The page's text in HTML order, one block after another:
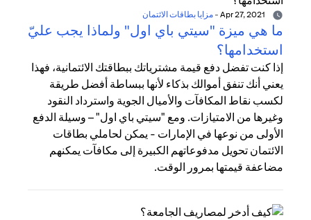
- مزايا بطاقات الائتمان
ما هي ميزة "سيتي باي اول" ولماذا يجب عليّ
استخدامها؟
إذا كنت تفضل دفع قيمة مشترياتك ببطاقتك الائتمانية، فهذا
يعني أنك تنفق أموالك بذكاء لأنها ببساطة أفضل طريقة
لكسب نقاط المكافآت والأميال الجوية واسترداد النقود
وغيرها من الامتيازات. ومع "سيتي باي اول" – وسيلة الدفع
الأولى من نوعها في الإمارات - يمكن لحاملي بطاقات
الائتمان تحويل مدفوعاتهم الكبيرة إلى مكافآت يمكنهم
مضاعفة قيمتها بمرور الوقت.